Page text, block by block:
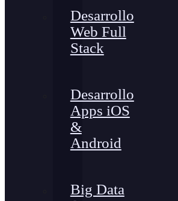
Desarrollo
Web Full
Stack
Desarrollo
Apps iOS
&
Android
Big Data